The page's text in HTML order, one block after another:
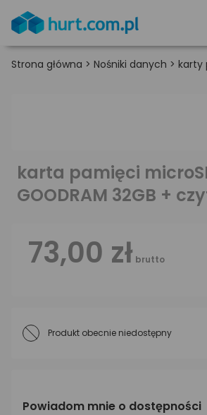
Strona główna > Nośniki danych > karty
karta pamięci
GOODRAM 32GB +
73,00 zł brutto
Produkt obecnie niedostępny
Powiadom mnie o dostępności